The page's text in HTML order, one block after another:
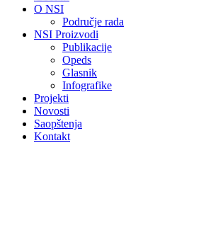
O NSI
Područje rada
NSI Proizvodi
Publikacije
Opeds
Glasnik
Infografike
Projekti
Novosti
Saopštenja
Kontakt